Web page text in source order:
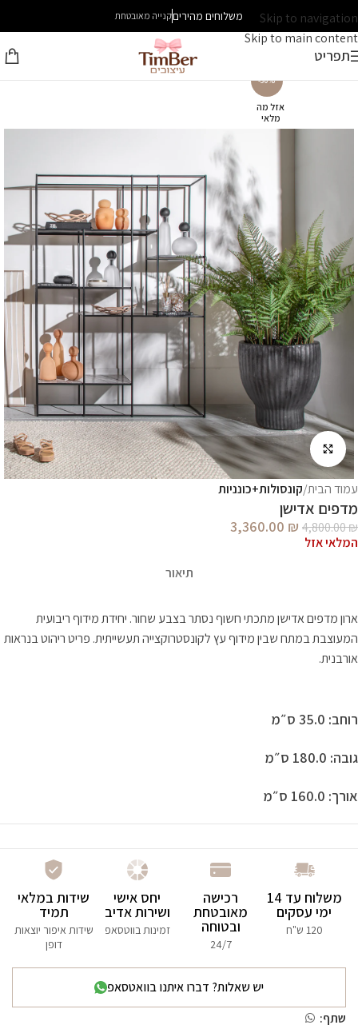
Skip to navigation
Skip to main content
משלוחים מהיריםקנייה מאובטחת
תפריט
עמוד הבית קונסולות+כונניות
מדפים אדישן
4,800.00₪
3,360.00 ₪
המלאי אזל
תיאור
ארון מדפים אדישן מתכתי חשוף נסתר בצבע שחור. יחידת מידוף ריבועית
המעוצבת במתח שבין מידוף עץ לקונסטרוקצייה תעשייתית. פריט ריהוט בנראות
אורבנית.
רוחב: 35.0 ס״מ
גובה: 180.0 ס״מ
אורך: 160.0 ס״מ
-30%
אזל מה
מלאי
לחץ להגדלה
משלוח עד 14
ימי עסקים
120 ש"ח
רכישה
מאובטחת
ובטוחה
24/7
יחס אישי
ושירות אדיב
זמינות בווטסאפ
שידות במלאי
תמיד
שידות איפור יוצאות
דופן
יש שאלות? דברו איתנו בוואטסאפ
שתף: